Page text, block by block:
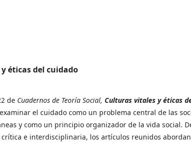
éticas del cuidado
de Cuadernos de Teoría Social, Culturas vitales y éticas
el cuidado como un problema central de las
y como un principio organizador de la vida social.
crítica e interdisciplinaria, los artículos reunidos